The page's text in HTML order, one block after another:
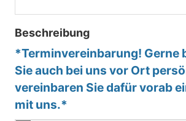
Beschreibung
*Terminvereinbarung! Gerne
Sie auch bei uns vor Ort
vereinbaren Sie dafür vorab
mit uns.*